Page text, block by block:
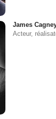
James
Acteur,